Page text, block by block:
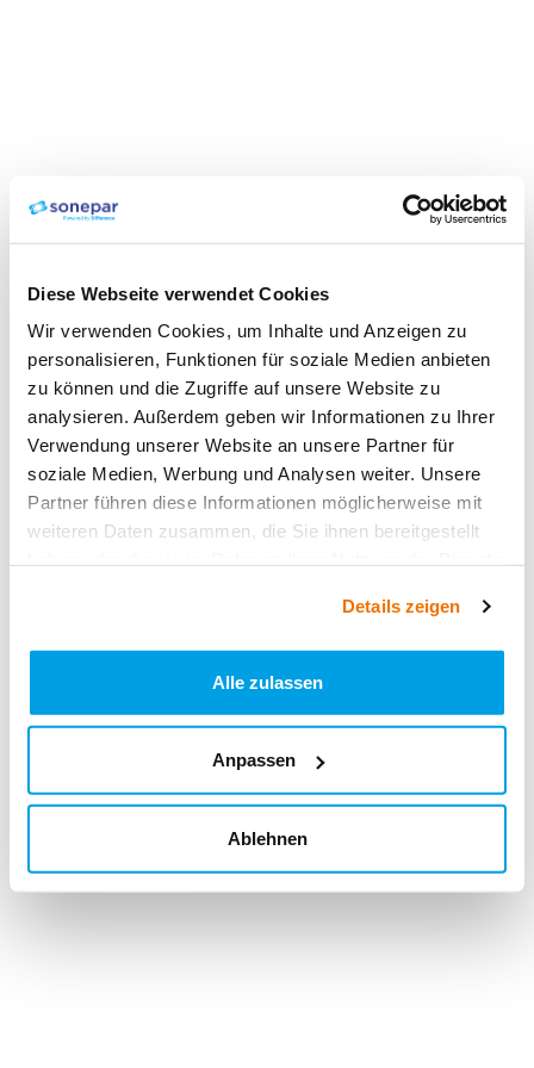
Diese Webseite verwendet Cookies
Wir verwenden Cookies, um Inhalte und Anzeigen zu
personalisieren, Funktionen für soziale Medien anbieten
zu können und die Zugriffe auf unsere Website zu
analysieren. Außerdem geben wir Informationen zu Ihrer
Verwendung unserer Website an unsere Partner für
soziale Medien, Werbung und Analysen weiter. Unsere
Partner führen diese Informationen möglicherweise mit
weiteren Daten zusammen, die Sie ihnen bereitgestellt
Details zeigen
Alle zulassen
Anpassen
Ablehnen